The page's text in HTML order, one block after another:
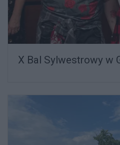
X Bal Sylwestrowy w